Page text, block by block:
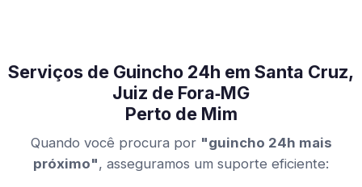
Serviços de Guincho 24h em Santa Cruz,
Juiz de Fora‑MG
Perto de Mim
Quando você procura por "guincho 24h mais
próximo", asseguramos um suporte eficiente: